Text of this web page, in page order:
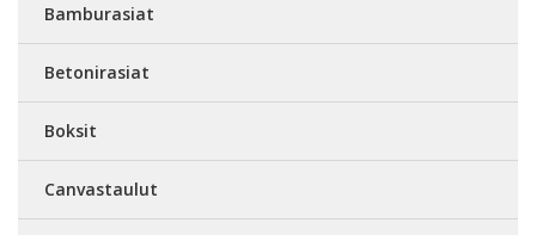
Bamburasiat
Betonirasiat
Boksit
Canvastaulut